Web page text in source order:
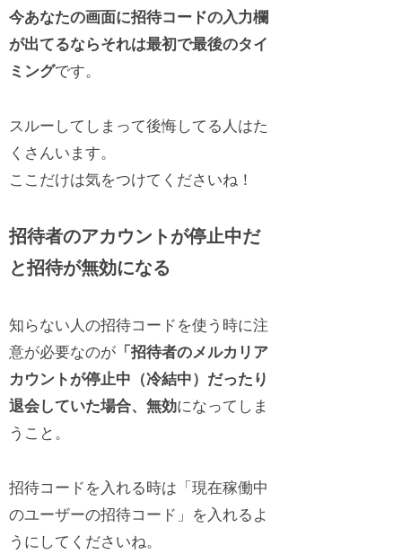
今あなたの画面に招待コードの入力欄
が出てるならそれは最初で最後のタイ
ミングです。
スルーしてしまって後悔してる人はた
くさんいます。
ここだけは気をつけてくださいね！
招待者のアカウントが停止中だ
と招待が無効になる
知らない人の招待コードを使う時に注
意が必要なのが 「招待者のメルカリア
カウントが停止中（冷結中）だったり
退会していた場合、無効になってしま
うこと。
招待コードを入れる時は「現在稼働中
のユーザーの招待コード」を入れるよ
うにしてくださいね。